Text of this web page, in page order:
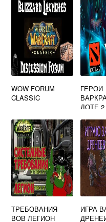
WOW FORUM
CLASSIC
ГЕРОИ
ДОТЕ 2
ТРЕБОВАНИЯ
ВОВ ЛЕГИОН
ИГРА